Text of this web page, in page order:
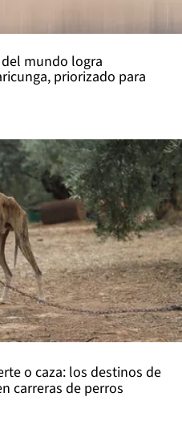
mundo logra
priorizado para
o caza: los destinos de
carreras de perros